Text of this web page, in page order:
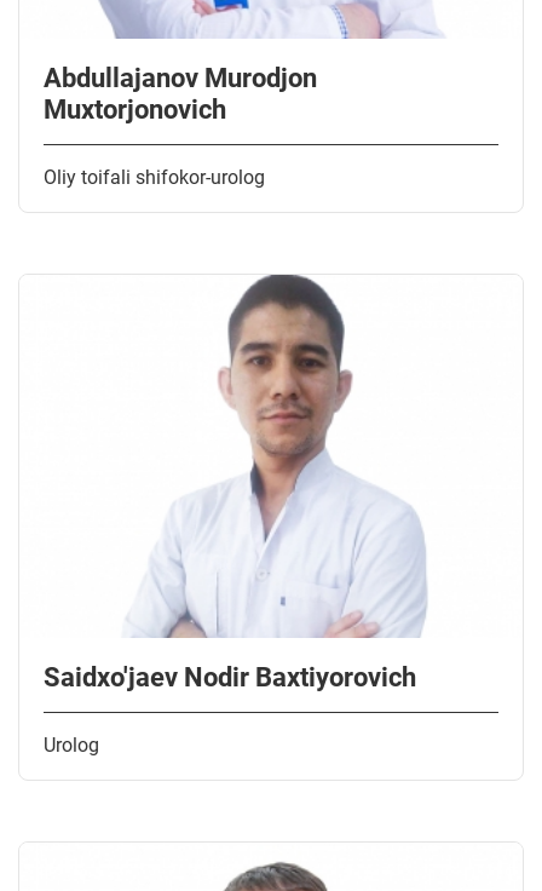
Abdullajanov Murodjon
Muxtorjonovich
Oliy toifali shifokor-urolog
Saidxo'jaev Nodir Baxtiyorovich
Urolog